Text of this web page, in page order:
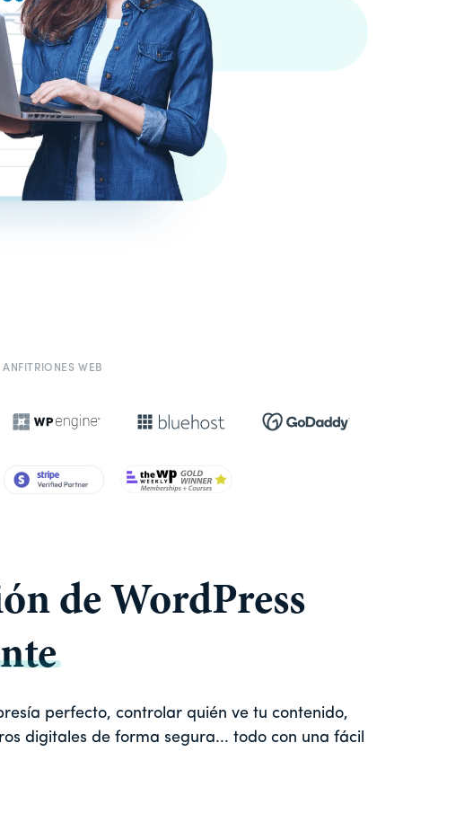
WEB
de WordPress
perfecto, controlar quién ve tu contenido,
digitales de forma segura... todo con una fácil